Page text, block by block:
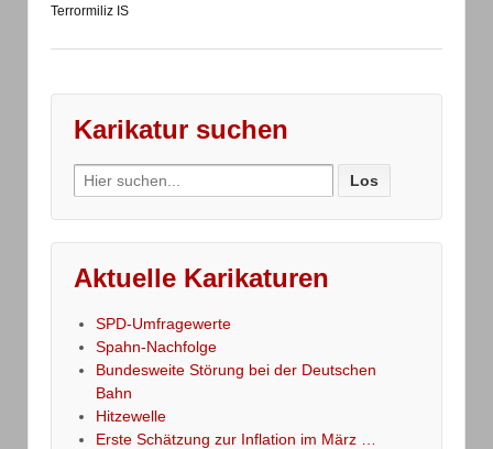
Terrormiliz IS
Karikatur suchen
Search
for:
Aktuelle Karikaturen
SPD-Umfragewerte
Spahn-Nachfolge
Bundesweite Störung bei der Deutschen
Bahn
Hitzewelle
Erste Schätzung zur Inflation im März …